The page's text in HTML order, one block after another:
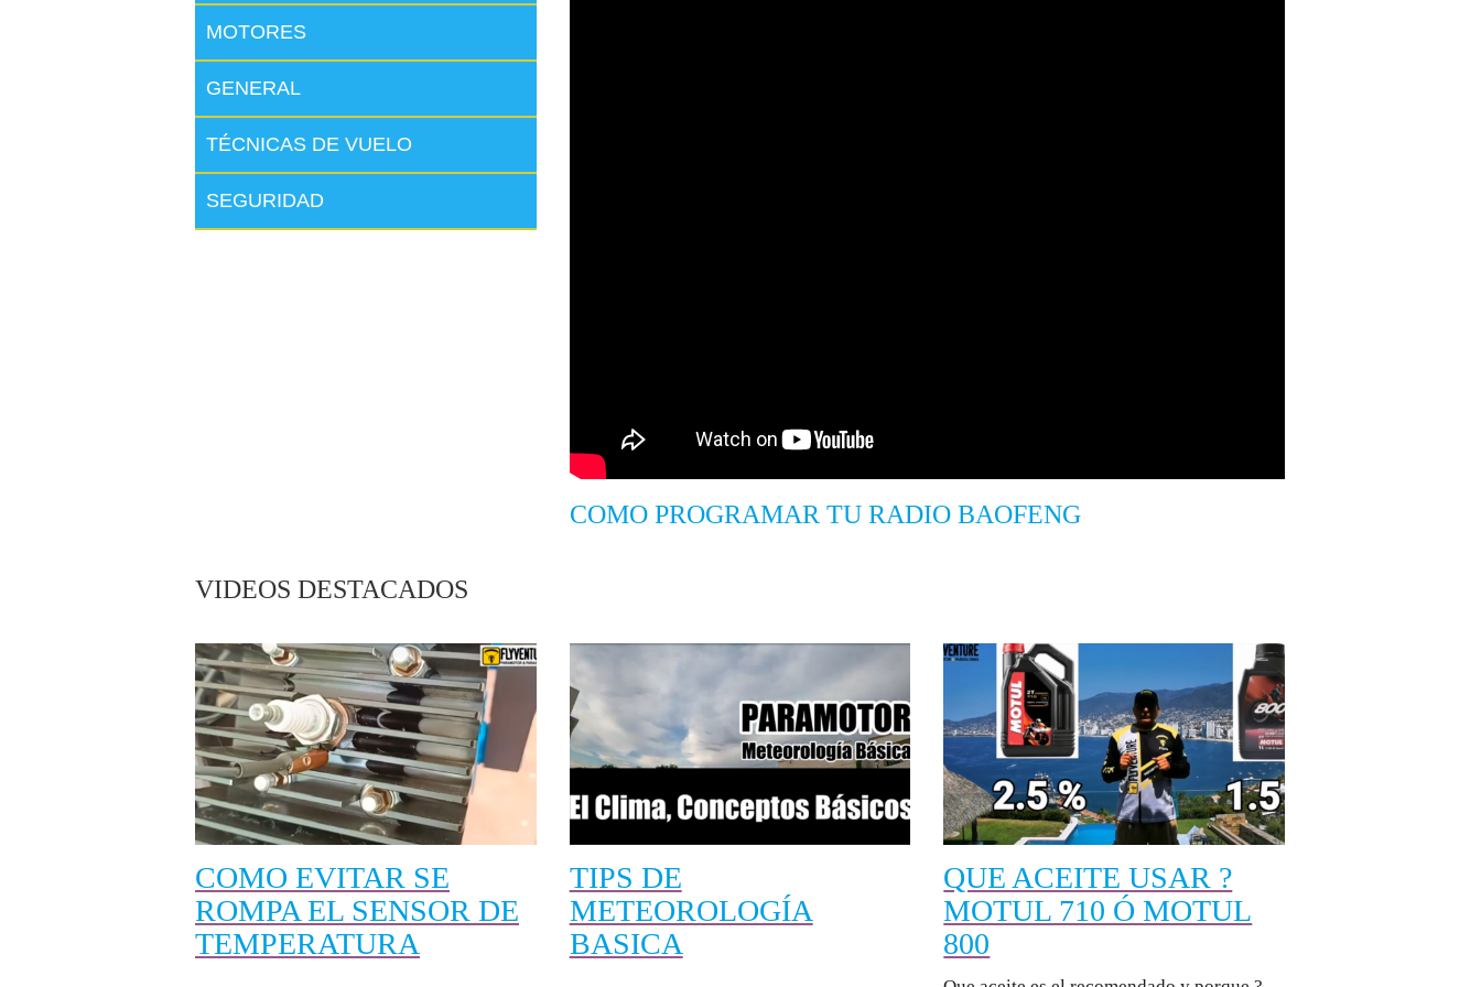
MOTORES
GENERAL
TÉCNICAS DE VUELO
SEGURIDAD
COMO PROGRAMAR TU RADIO BAOFENG
VIDEOS DESTACADOS
COMO EVITAR SE
ROMPA EL SENSOR DE
TEMPERATURA
TIPS DE
METEOROLOGÍA
BASICA
QUE ACEITE USAR ?
MOTUL 710 Ó MOTUL
800